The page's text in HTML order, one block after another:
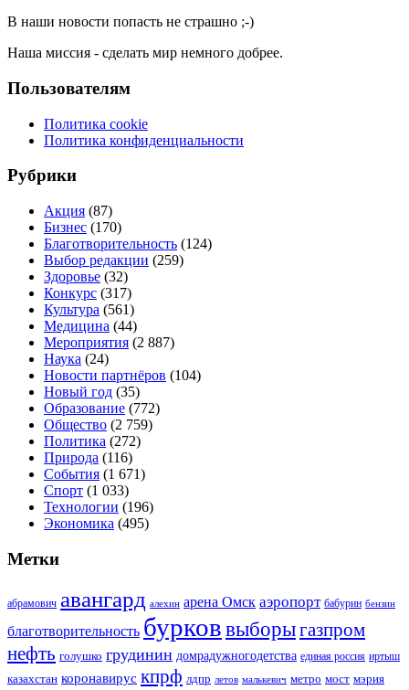
В наши новости попасть не страшно ;-)
Наша миссия - сделать мир немного добрее.
Пользователям
Политика cookie
Политика конфиденциальности
Рубрики
Акция (87)
Бизнес (170)
Благотворительность (124)
Выбор редакции (259)
Здоровье (32)
Конкурс (317)
Культура (561)
Медицина (44)
Мероприятия (2 887)
Наука (24)
Новости партнёров (104)
Новый год (35)
Образование (772)
Общество (2 759)
Политика (272)
Природа (116)
События (1 671)
Спорт (1 033)
Технологии (196)
Экономика (495)
Метки
абрамович авангард алехин арена Омск аэропорт бабурин бензин
благотворительность бурков выборыгазпром
нефть голушко грудинин домрадужногодетства единая россия иртыш
казахстан коронавирус кпрф лдпр летов малькевич метро мост мэрия